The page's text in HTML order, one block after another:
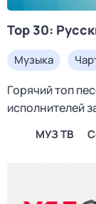
Top 30:
Музыка
Горячий топ
исполнителей
МУЗ ТВ